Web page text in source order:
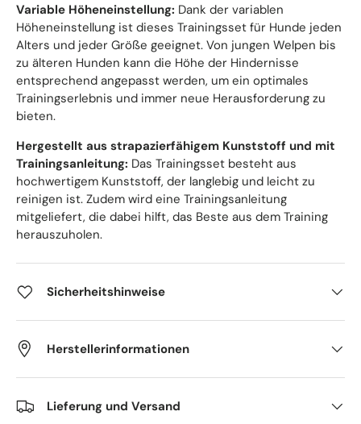
Variable Höheneinstellung: Dank der variablen
Höheneinstellung ist dieses Trainingsset für Hunde jeden
Alters und jeder Größe geeignet. Von jungen Welpen bis
zu älteren Hunden kann die Höhe der Hindernisse
entsprechend angepasst werden, um ein optimales
Trainingserlebnis und immer neue Herausforderung zu
bieten.
Hergestellt aus strapazierfähigem Kunststoff und mit
Trainingsanleitung: Das Trainingsset besteht aus
hochwertigem Kunststoff, der langlebig und leicht zu
reinigen ist. Zudem wird eine Trainingsanleitung
mitgeliefert, die dabei hilft, das Beste aus dem Training
herauszuholen.
Sicherheitshinweise
Herstellerinformationen
Lieferung und Versand